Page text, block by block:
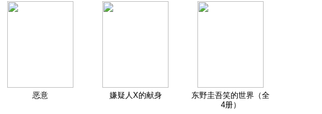
恶意 嫌疑人X的献身
东野圭吾笑的世界（全
4册）